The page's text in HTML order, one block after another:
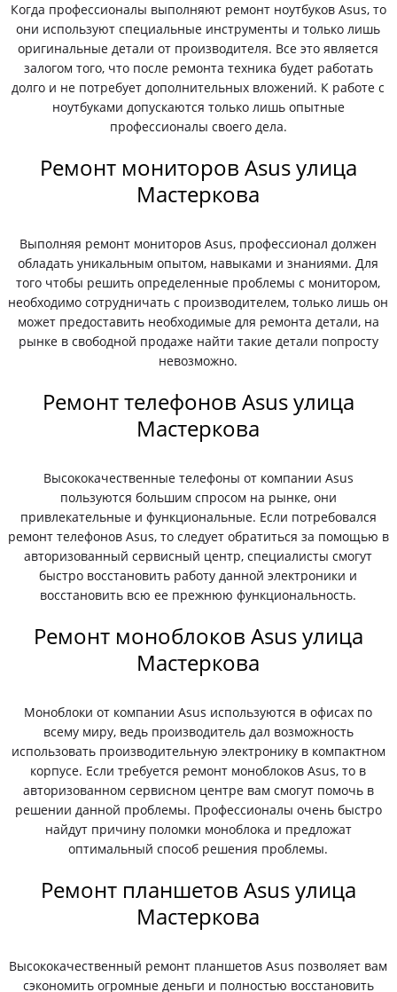
Когда профессионалы выполняют ремонт ноутбуков Asus, то
они используют специальные инструменты и только лишь
оригинальные детали от производителя. Все это является
залогом того, что после ремонта техника будет работать
долго и не потребует дополнительных вложений. К работе с
ноутбуками допускаются только лишь опытные
профессионалы своего дела.
Ремонт мониторов Asus улица
Мастеркова
Выполняя ремонт мониторов Asus, профессионал должен
обладать уникальным опытом, навыками и знаниями. Для
того чтобы решить определенные проблемы с монитором,
необходимо сотрудничать с производителем, только лишь он
может предоставить необходимые для ремонта детали, на
рынке в свободной продаже найти такие детали попросту
невозможно.
Ремонт телефонов Asus улица
Мастеркова
Высококачественные телефоны от компании Asus
пользуются большим спросом на рынке, они
привлекательные и функциональные. Если потребовался
ремонт телефонов Asus, то следует обратиться за помощью в
авторизованный сервисный центр, специалисты смогут
быстро восстановить работу данной электроники и
восстановить всю ее прежнюю функциональность.
Ремонт моноблоков Asus улица
Мастеркова
Моноблоки от компании Asus используются в офисах по
всему миру, ведь производитель дал возможность
использовать производительную электронику в компактном
корпусе. Если требуется ремонт моноблоков Asus, то в
авторизованном сервисном центре вам смогут помочь в
решении данной проблемы. Профессионалы очень быстро
найдут причину поломки моноблока и предложат
оптимальный способ решения проблемы.
Ремонт планшетов Asus улица
Мастеркова
Высококачественный ремонт планшетов Asus позволяет вам
сэкономить огромные деньги и полностью восстановить